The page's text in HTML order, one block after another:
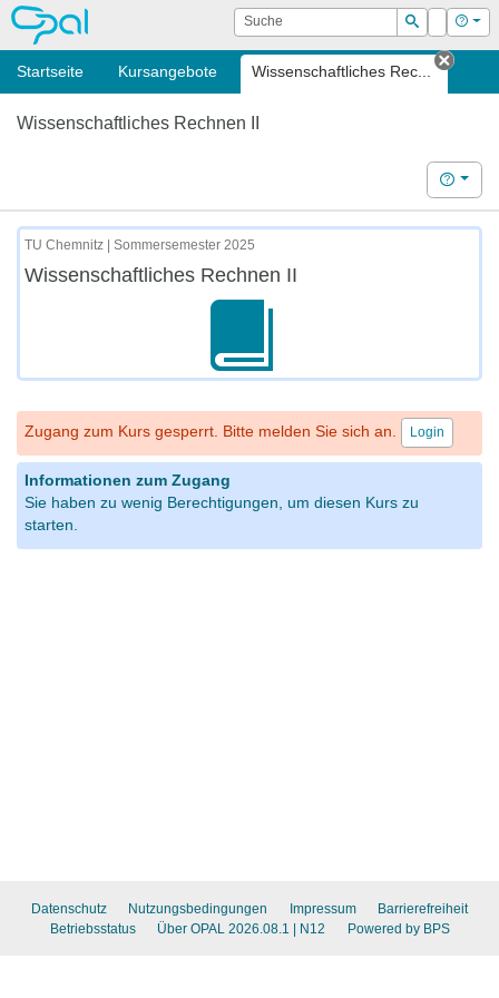
OPAL Suche
Suchen
Login Hilfe
Startseite Kursangebote Wissenschaftliches Rec...
Tab
Wissenschaftliches Rechnen II
Hilfe
TU Chemnitz | Sommersemester 2025
Wissenschaftliches Rechnen II
Zugang zum Kurs gesperrt. Bitte melden Sie sich an. Login
Informationen zum Zugang
Sie haben zu wenig Berechtigungen, um diesen Kurs zu
starten.
Datenschutz Nutzungsbedingungen Impressum
Barrierefreiheit
Betriebsstatus
Über OPAL 2026.08.1 | N12 Powered by BPS